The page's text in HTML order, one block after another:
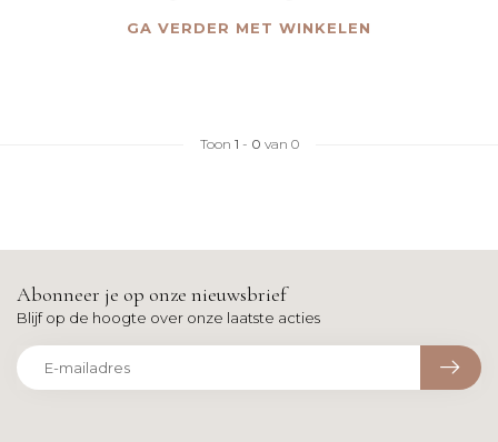
GA VERDER MET WINKELEN
Toon 1 - 0 van 0
Abonneer je op onze nieuwsbrief
Blijf op de hoogte over onze laatste acties